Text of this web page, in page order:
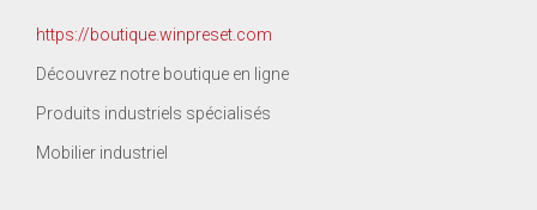
https://boutique.winpreset.com
Découvrez notre boutique en ligne
Produits industriels spécialisés
Mobilier industriel